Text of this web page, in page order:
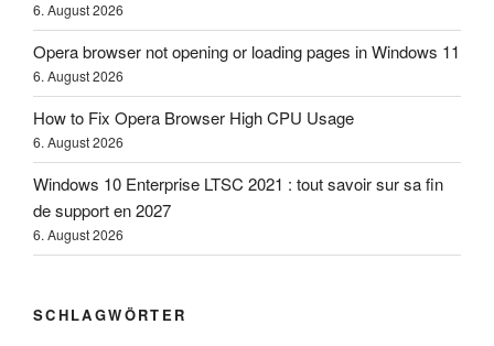
6. August 2026
Opera browser not opening or loading pages in Windows 11
6. August 2026
How to Fix Opera Browser High CPU Usage
6. August 2026
Windows 10 Enterprise LTSC 2021 : tout savoir sur sa fin
de support en 2027
6. August 2026
SCHLAGWÖRTER